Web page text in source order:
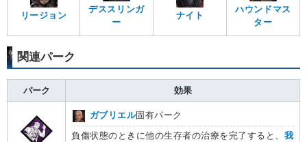
リージョン
デススリンガ
ー
ナイト
ハウンドマス
ター
関連パーク
パーク 効果
ガブリエル固有パーク
負傷状態のときに他の生存者の治療を完了すると、 我